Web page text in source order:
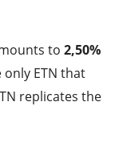
to 2,50%
only ETN that
replicates the
a